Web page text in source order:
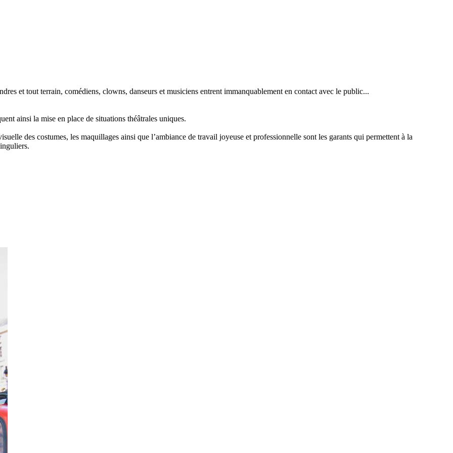
et tout terrain, comédiens, clowns, danseurs et musiciens entrent immanquablement en contact avec le public...
ainsi la mise en place de situations théâtrales uniques.
des costumes, les maquillages ainsi que l’ambiance de travail joyeuse et professionnelle sont les garants qui permettent à la